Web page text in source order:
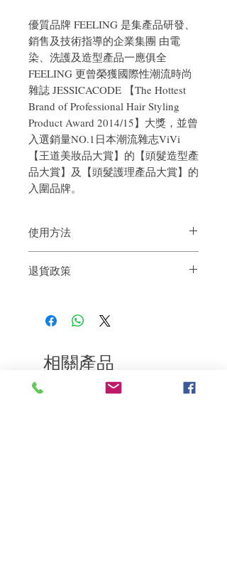
優質品牌 FEELING 是集產品研發、
銷售及技術指導的企業集團 由電
染、洗護及造型產品一應俱全
FEELING 更曾榮獲國際性潮流時尚
雜誌 JESSICACODE 【The Hottest
Brand of Professional Hair Styling
Product Award 2014/15】大獎，並曾
入選銷量NO.1日本潮流雜志ViVi
【王道美妝品大賞】的【頭髮造型產
品大賞】及【頭髮護理產品大賞】的
入圍品牌。
使用方法
髮絲，並用手塑造造型。
退貨政策
到我們的產品後的前7天內通過電子郵件
相關產品